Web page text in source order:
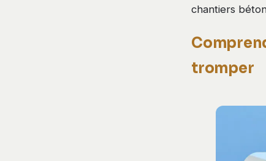
chantiers
tromper